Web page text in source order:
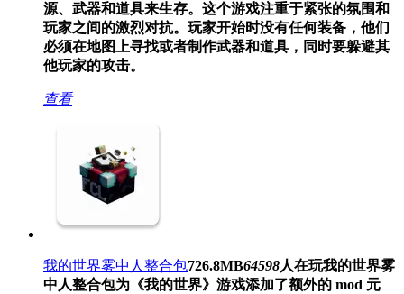
源、武器和道具来生存。这个游戏注重于紧张的氛围和
玩家之间的激烈对抗。玩家开始时没有任何装备，他们
必须在地图上寻找或者制作武器和道具，同时要躲避其
他玩家的攻击。
查看
我的世界雾中人整合包726.8MB64598人在玩我的世界雾
中人整合包为《我的世界》游戏添加了额外的 mod 元